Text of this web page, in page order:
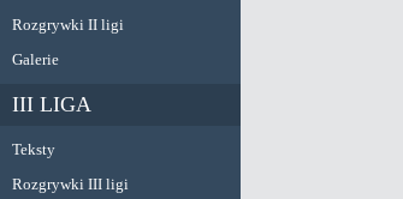
Rozgrywki II ligi
Galerie
III LIGA
Teksty
Rozgrywki III ligi